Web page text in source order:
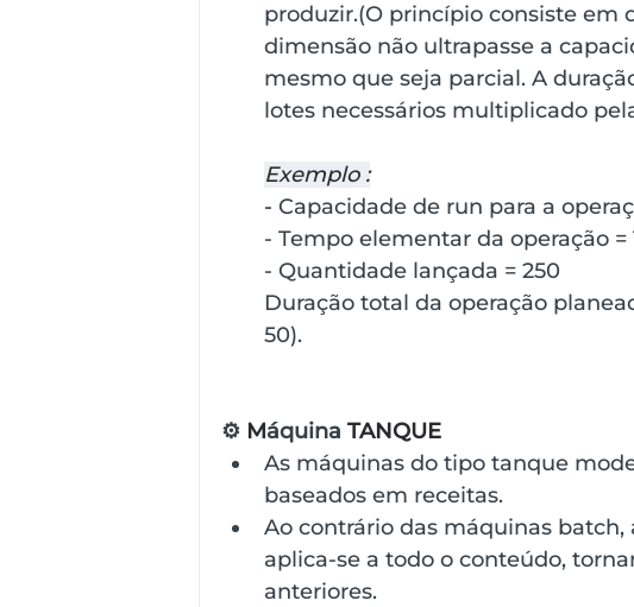
produzir.(O princípio consiste em
dimensão não ultrapasse a
mesmo que seja parcial. A
lotes necessários multiplicado
Exemplo :
- Capacidade de run para a
- Tempo elementar da operação =
- Quantidade lançada = 250
Duração total da operação
50).
⚙️ Máquina TANQUE
As máquinas do tipo tanque
baseados em receitas.
Ao contrário das máquinas
aplica-se a todo o conteúdo,
anteriores.